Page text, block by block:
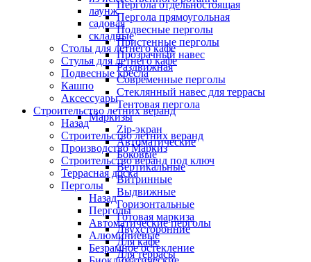
Пергола отдельностоящая
Пергола прямоугольная
Подвесные перголы
Пристенные перголы
Прозрачный навес
Раздвижная
Современные перголы
Стеклянный навес для террасы
Тентовая пергола
Маркизы
Zip-экран
Автоматические
Боковые
Вертикальные
Витринные
Выдвижные
Горизонтальные
Готовая маркиза
Двухсторонние
Для кафе
Для террасы
лаунж
садовая
складные
Столы для летнего кафе
Стулья для летнего кафе
Подвесные кресла
Кашпо
Аксессуары
Строительство летних веранд
Назад
Строительство летних веранд
Производство Маркиз
Строительство веранд под ключ
Террасная доска
Перголы
Назад
Перголы
Автоматические перголы
Алюминиевые
Безрамное остекление